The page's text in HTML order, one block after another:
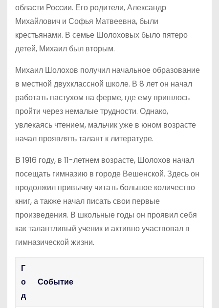
области России. Его родители, Александр
Михайлович и Софья Матвеевна, были
крестьянами. В семье Шолоховых было пятеро
детей, Михаил был вторым.
Михаил Шолохов получил начальное образование
в местной двухклассной школе. В 8 лет он начал
работать пастухом на ферме, где ему пришлось
пройти через немалые трудности. Однако,
увлекаясь чтением, мальчик уже в юном возрасте
начал проявлять талант к литературе.
В 1916 году, в 11-летнем возрасте, Шолохов начал
посещать гимназию в городе Вешенской. Здесь он
продолжил привычку читать большое количество
книг, а также начал писать свои первые
произведения. В школьные годы он проявил себя
как талантливый ученик и активно участвовал в
гимназической жизни.
Г
о
д
Событие